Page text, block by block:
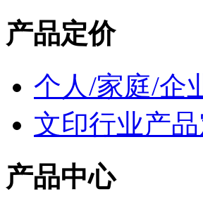
产品定价
个人/家庭/企
文印行业产
产品中心